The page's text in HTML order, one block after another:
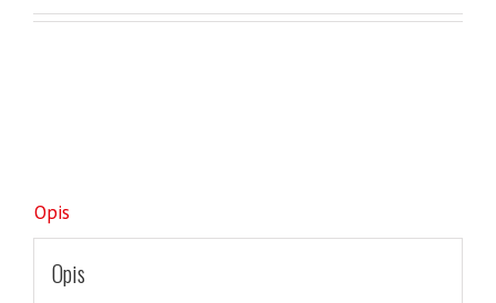
Opis
Opis